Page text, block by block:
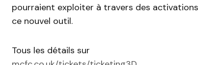
pourraient exploiter à travers des activations
ce nouvel outil.
Tous les détails sur